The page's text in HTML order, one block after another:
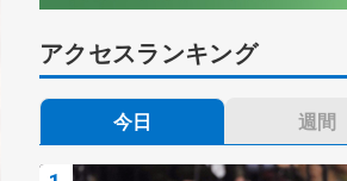
アクセスランキング
今日 週間